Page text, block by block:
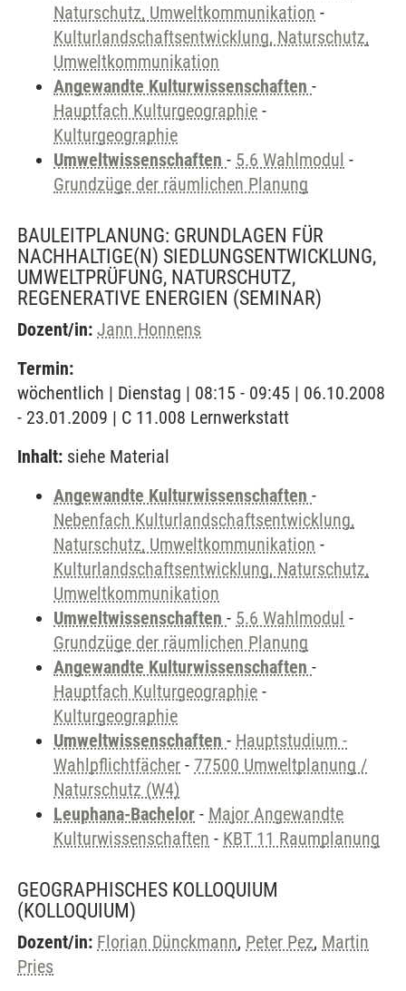
Naturschutz, Umweltkommunikation -
Kulturlandschaftsentwicklung, Naturschutz,
Umweltkommunikation
Angewandte Kulturwissenschaften -
Hauptfach Kulturgeographie -
Kulturgeographie
Umweltwissenschaften - 5.6 Wahlmodul -
Grundzüge der räumlichen Planung
BAULEITPLANUNG: GRUNDLAGEN FÜR
NACHHALTIGE(N) SIEDLUNGSENTWICKLUNG,
UMWELTPRÜFUNG, NATURSCHUTZ,
REGENERATIVE ENERGIEN (SEMINAR)
Dozent/in: Jann Honnens
Termin:
wöchentlich | Dienstag | 08:15 - 09:45 | 06.10.2008
- 23.01.2009 | C 11.008 Lernwerkstatt
Inhalt: siehe Material
Angewandte Kulturwissenschaften -
Nebenfach Kulturlandschaftsentwicklung,
Naturschutz, Umweltkommunikation -
Kulturlandschaftsentwicklung, Naturschutz,
Umweltkommunikation
Umweltwissenschaften - 5.6 Wahlmodul -
Grundzüge der räumlichen Planung
Angewandte Kulturwissenschaften -
Hauptfach Kulturgeographie -
Kulturgeographie
Umweltwissenschaften - Hauptstudium -
Wahlpflichtfächer - 77500 Umweltplanung /
Naturschutz (W4)
Leuphana-Bachelor - Major Angewandte
Kulturwissenschaften - KBT 11 Raumplanung
GEOGRAPHISCHES KOLLOQUIUM
(KOLLOQUIUM)
Dozent/in: Florian Dünckmann, Peter Pez, Martin
Pries